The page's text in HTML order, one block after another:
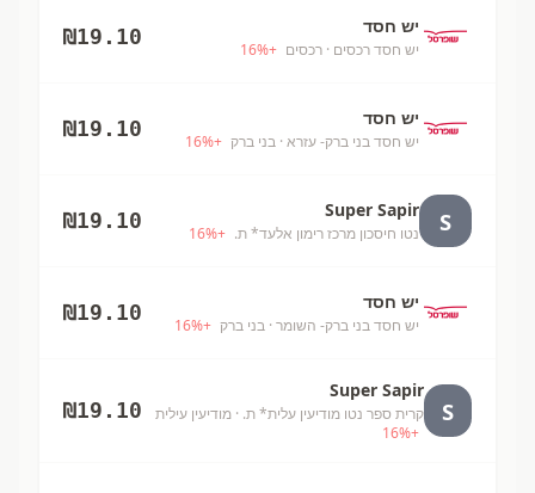
יש חסד
יש חסד רכסים · רכסים +
16%
₪19.10
יש חסד
יש חסד בני ברק- עזרא · בני ברק +
16%
₪19.10
S
Super Sapir
נטו חיסכון מרכז רימון אלעד* ת. +
16%
₪19.10
יש חסד
יש חסד בני ברק- השומר · בני ברק +
16%
₪19.10
S
Super Sapir
קרית ספר נטו מודיעין עלית* ת. · מודיעין עילית
+
16%
₪19.10